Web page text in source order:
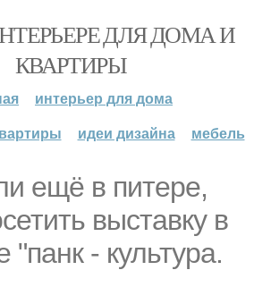
ДЛЯ ДОМА И
КВАРТИРЫ
интерьер для дома
идеи дизайна мебель
ещё в питере,
выставку в
"панк - культура.